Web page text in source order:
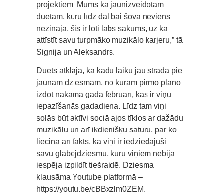
projektiem. Mums kā jaunizveidotam
duetam, kuru līdz dalībai šovā neviens
nezināja, šis ir ļoti labs sākums, uz kā
attīstīt savu turpmāko muzikālo karjeru,” tā
Signija un Aleksandrs.
Duets atklāja, ka kādu laiku jau strādā pie
jaunām dziesmām, no kurām pirmo plāno
izdot nākamā gada februārī, kas ir viņu
iepazīšanās gadadiena. Līdz tam viņi
solās būt aktīvi sociālajos tīklos ar dažādu
muzikālu un arī ikdienišķu saturu, par ko
liecina arī fakts, ka viņi ir iedziedājuši
savu glābējdziesmu, kuru viņiem nebija
iespēja izpildīt tiešraidē. Dziesma
klausāma Youtube platformā –
https://youtu.be/cBBxzlm0ZEM.